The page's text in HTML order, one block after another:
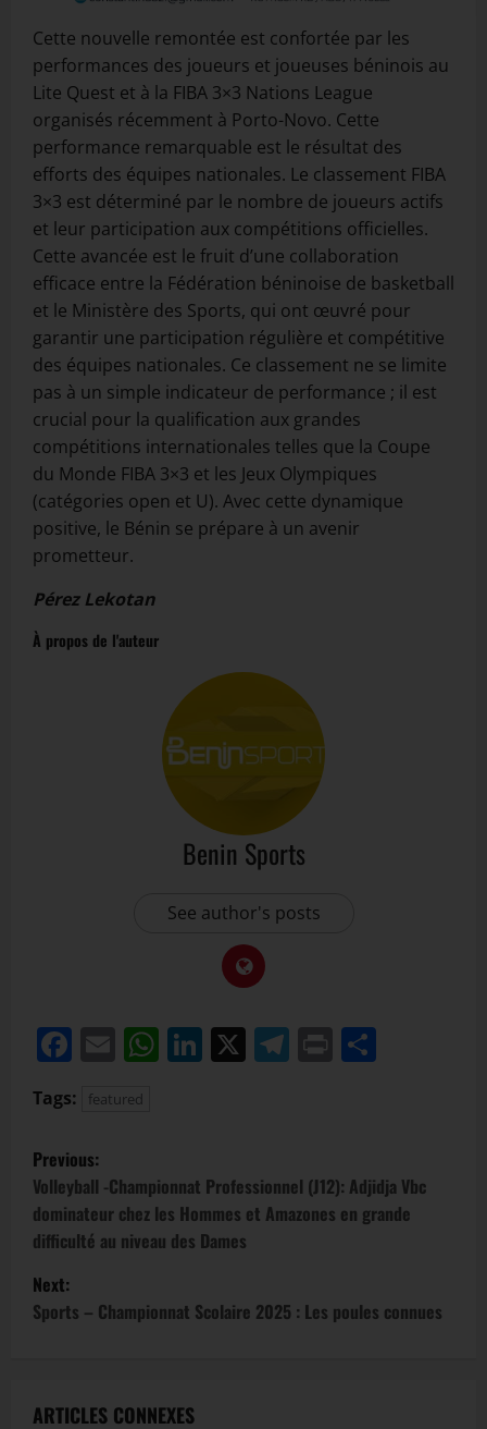
Cette nouvelle remontée est confortée par les
performances des joueurs et joueuses béninois au
Lite Quest et à la FIBA 3×3 Nations League
organisés récemment à Porto-Novo. Cette
performance remarquable est le résultat des
efforts des équipes nationales. Le classement FIBA
3×3 est déterminé par le nombre de joueurs actifs
et leur participation aux compétitions officielles.
Cette avancée est le fruit d’une collaboration
efficace entre la Fédération béninoise de basketball
et le Ministère des Sports, qui ont œuvré pour
garantir une participation régulière et compétitive
des équipes nationales. Ce classement ne se limite
pas à un simple indicateur de performance ; il est
crucial pour la qualification aux grandes
compétitions internationales telles que la Coupe
du Monde FIBA 3×3 et les Jeux Olympiques
(catégories open et U). Avec cette dynamique
positive, le Bénin se prépare à un avenir
prometteur.
Pérez Lekotan
À propos de l'auteur
Benin Sports
See author's posts
Facebook
EmailWhatsApp
LinkedIn
X Telegram
Print
Tags: featured
Previous:
Volleyball -Championnat Professionnel (J12): Adjidja Vbc
dominateur chez les Hommes et Amazones en grande
difficulté au niveau des Dames
Next:
Sports – Championnat Scolaire 2025 : Les poules connues
ARTICLES CONNEXES